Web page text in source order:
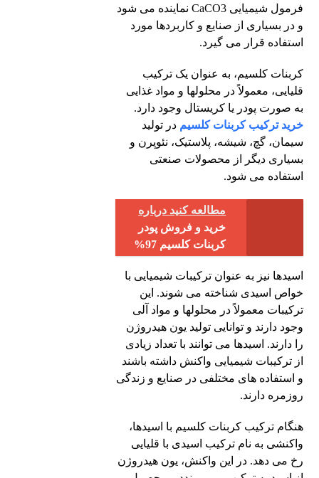
فرمول شیمیایی CaCO3 نماینده می شود
و در بسیاری از صنایع و کاربردها مورد
استفاده قرار می گیرد.
کربنات کلسیم، به عنوان یک ترکیب
قلیایی، معمولاً در محلولها و مواد غذایی
به صورت پودر یا کریستال وجود دارد.
خرید ترکیب کربنات کلسیم در تولید
سیمان، گچ، شیشه، پلاستیک، نئوپرن و
بسیاری دیگر از محصولات صنعتی
استفاده می شود.
مطالعه کنید درباره‌
خرید و فروش پودر
کربنات کلسیم 97%
اسیدها نیز به عنوان ترکیبات شیمیایی با
خواص اسیدی شناخته می شوند. این
ترکیبات معمولاً در محلولها و مواد آلی
وجود دارند و توانایی تولید یون هیدروژن
را دارند. اسیدها می توانند با تعداد زیادی
از ترکیبات شیمیایی واکنش داشته باشند
و استفاده های مختلفی در صنایع و زندگی
روزمره دارند.
هنگام ترکیب کربنات کلسیم با اسیدها،
واکنشی به نام ترکیب اسیدی با قلیایی
رخ می دهد. در این واکنش، یون هیدروژن